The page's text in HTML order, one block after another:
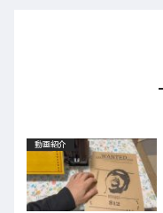
動画紹介